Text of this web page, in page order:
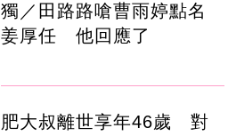
獨／田路路嗆曹雨婷點名
姜厚任 他回應了
肥大叔離世享年46歲 對